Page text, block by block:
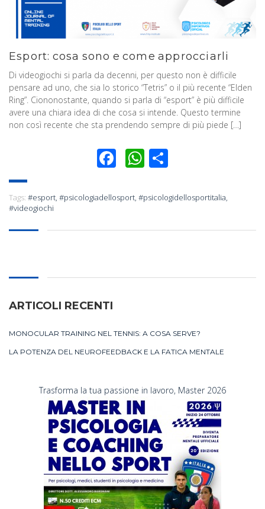
Esport: cosa sono e come approcciarli
Di videogiochi si parla da decenni, per questo non è difficile
pensare ad uno, che sia lo storico “Tetris” o il più recente “Elden
Ring”. Ciononostante, quando si parla di “esport” è più difficile
avere una chiara idea di che cosa si intende. Questo termine
non così recente che sta prendendo sempre di più piede […]
Facebook
WhatsApp
Tags: #esport #psicologiadellosport #psicologidellosportitalia
#videogiochi
ARTICOLI RECENTI
MONOCULAR TRAINING NEL TENNIS: A COSA SERVE?
LA POTENZA DEL NEUROFEEDBACK E LA FATICA MENTALE
Trasforma la tua passione in lavoro, Master 2026